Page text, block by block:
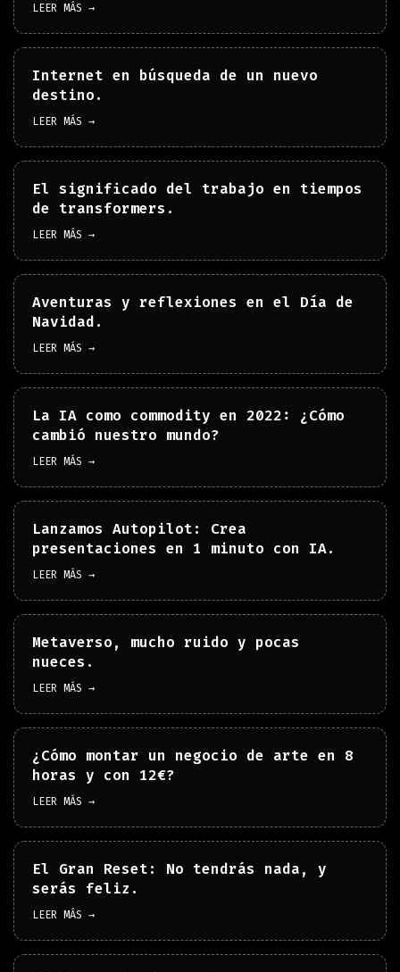
LEER MÁS →
Internet en búsqueda de un nuevo
destino.
LEER MÁS →
El significado del trabajo en tiempos
de transformers.
LEER MÁS →
Aventuras y reflexiones en el Día de
Navidad.
LEER MÁS →
La IA como commodity en 2022: ¿Cómo
cambió nuestro mundo?
LEER MÁS →
Lanzamos Autopilot: Crea
presentaciones en 1 minuto con IA.
LEER MÁS →
Metaverso, mucho ruido y pocas
nueces.
LEER MÁS →
¿Cómo montar un negocio de arte en 8
horas y con 12€?
LEER MÁS →
El Gran Reset: No tendrás nada, y
serás feliz.
LEER MÁS →